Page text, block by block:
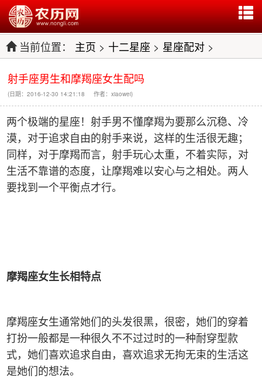
当前位置： 主页 > 十二星座 > 星座配对 >
射手座男生和摩羯座女生配吗
(日期：2016-12-30 14:21:18 作者：xiaowei)
两个极端的星座！射手男不懂摩羯为要那么沉稳、冷
漠，对于追求自由的射手来说，这样的生活很无趣；
同样，对于摩羯而言，射手玩心太重，不着实际，对
生活不靠谱的态度，让摩羯难以安心与之相处。两人
要找到一个平衡点才行。
摩羯座女生长相特点
摩羯座女生通常她们的头发很黑，很密，她们的穿着
打扮一般都是一种很久不不过过时的一种耐穿型款
式，她们喜欢追求自由，喜欢追求无拘无束的生活这
是她们的想法。